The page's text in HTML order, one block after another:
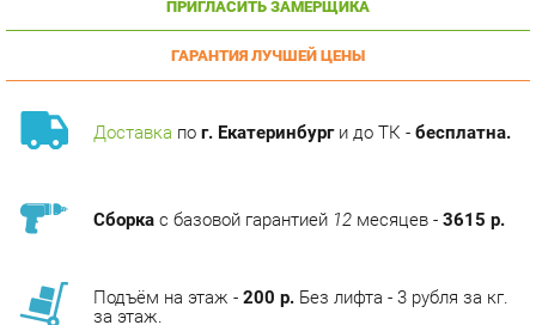
ГАРАНТИЯ ЛУЧШЕЙ ЦЕНЫ
Доставкапог. Екатеринбурги до ТК -бесплатна.
ТЭГИ